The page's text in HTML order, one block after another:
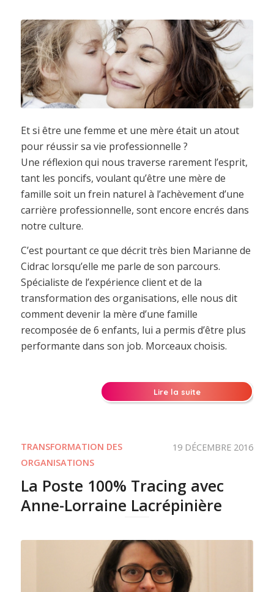
Et si être une femme et une mère était un atout
pour réussir sa vie professionnelle ?
Une réflexion qui nous traverse rarement l’esprit,
tant les poncifs, voulant qu’être une mère de
famille soit un frein naturel à l’achèvement d’une
carrière professionnelle, sont encore encrés dans
notre culture.
C’est pourtant ce que décrit très bien Marianne de
Cidrac lorsqu’elle me parle de son parcours.
Spécialiste de l’expérience client et de la
transformation des organisations, elle nous dit
comment devenir la mère d’une famille
recomposée de 6 enfants, lui a permis d’être plus
performante dans son job. Morceaux choisis.
Lire la suite
TRANSFORMATION DES
ORGANISATIONS
19 DÉCEMBRE 2016
La Poste 100% Tracing avec
Anne-Lorraine Lacrépinière